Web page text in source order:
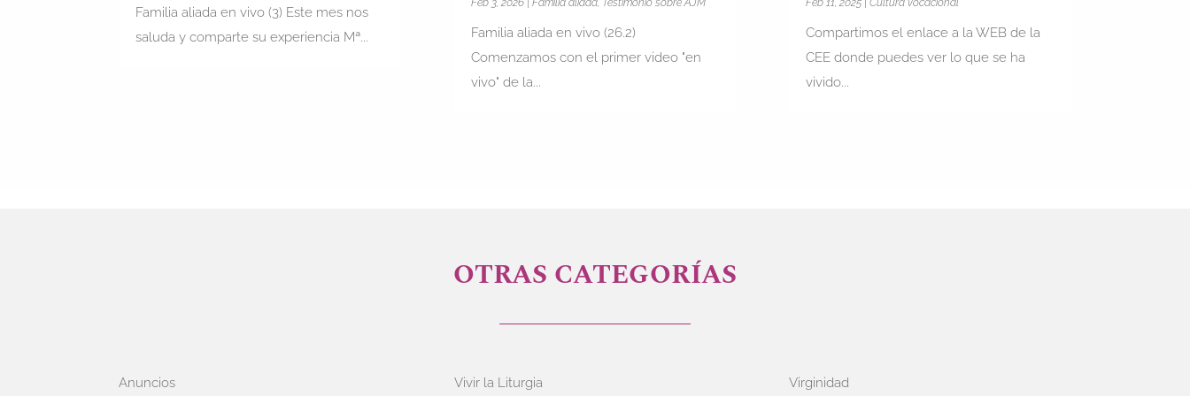
Familia aliada en vivo (3) Este mes nos
saluda y comparte su experiencia Mª...
Familia aliada en vivo (26.2)
Comenzamos con el primer video "en
vivo" de la...
Compartimos el enlace a la WEB de la
CEE donde puedes ver lo que se ha
vivido...
OTRAS CATEGORÍAS
Anuncios Vivir la Liturgia Virginidad